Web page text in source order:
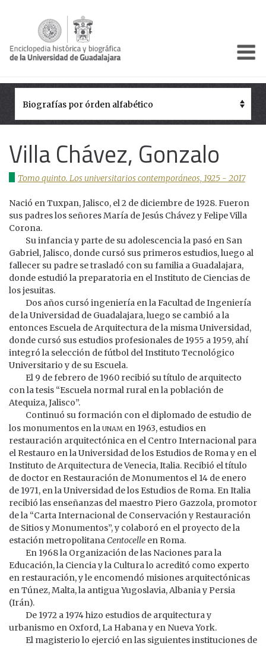
Presentación
Biografías
Galería
Documentos institucionales
Villa Chávez, Gonzalo
Tomo quinto. Los universitarios contemporáneos, 1925 - 2017
Nació en Tuxpan, Jalisco, el 2 de diciembre de 1928. Fueron
sus padres los señores María de Jesús Chávez y Felipe Villa
Corona.
Su infancia y parte de su adolescencia la pasó en San
Gabriel, Jalisco, donde cursó sus primeros estudios, luego al
fallecer su padre se trasladó con su familia a Guadalajara,
donde estudió la preparatoria en el Instituto de Ciencias de
los jesuitas.
Dos años cursó ingeniería en la Facultad de Ingeniería
de la Universidad de Guadalajara, luego se cambió a la
entonces Escuela de Arquitectura de la misma Universidad,
donde cursó sus estudios profesionales de 1955 a 1959, ahí
integró la selección de fútbol del Instituto Tecnológico
Universitario y de su Escuela.
El 9 de febrero de 1960 recibió su título de arquitecto
con la tesis “Escuela normal rural en la población de
Atequiza, Jalisco”.
Continuó su formación con el diplomado de estudio de
los monumentos en launam en 1963, estudios en
restauración arquitectónica en el Centro Internacional para
el Restauro en la Universidad de los Estudios de Roma y en el
Instituto de Arquitectura de Venecia, Italia. Recibió el título
de doctor en Restauración de Monumentos el 14 de enero
de 1971, en la Universidad de los Estudios de Roma. En Italia
recibió las enseñanzas del maestro Piero Gazzola, promotor
de la “Carta Internacional de Conservación y Restauración
de Sitios y Monumentos”, y colaboró en el proyecto de la
estación metropolitanaCentocelle en Roma.
En 1968 la Organización de las Naciones para la
Educación, la Ciencia y la Cultura lo acreditó como experto
en restauración, y le encomendó misiones arquitectónicas
en Túnez, Malta, la antigua Yugoslavia, Albania y Persia
(Irán).
De 1972 a 1974 hizo estudios de arquitectura y
urbanismo en Oxford, La Habana y en Nueva York.
El magisterio lo ejerció en las siguientes instituciones de